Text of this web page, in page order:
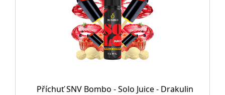
Příchuť SNV Bombo - Solo Juice - Drakulin